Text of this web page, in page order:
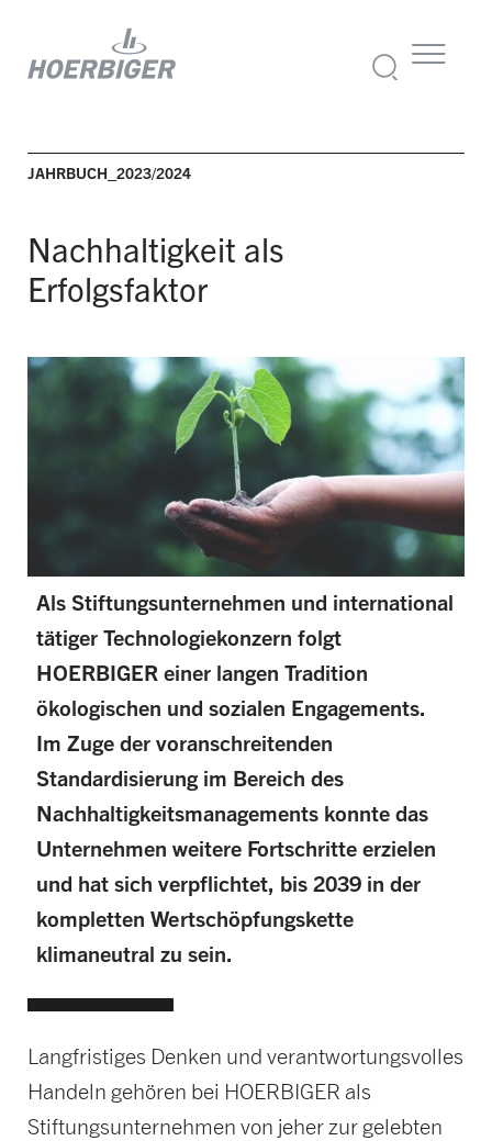
JAHRBUCH_2023/2024
Nachhaltigkeit als
Erfolgsfaktor
Als Stiftungsunternehmen und international
tätiger Technologiekonzern folgt
HOERBIGER einer langen Tradition
ökologischen und sozialen Engagements.
Im Zuge der voranschreitenden
Standardisierung im Bereich des
Nachhaltigkeitsmanagements konnte das
Unternehmen weitere Fortschritte erzielen
und hat sich verpflichtet, bis 2039 in der
kompletten Wertschöpfungskette
klimaneutral zu sein.
Langfristiges Denken und verantwortungsvolles
Handeln gehören bei HOERBIGER als
Stiftungsunternehmen von jeher zur gelebten